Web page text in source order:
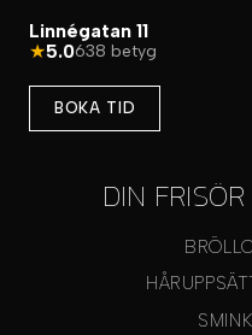
Linnégatan 11
★5.0638 betyg
BOKA TID
DIN